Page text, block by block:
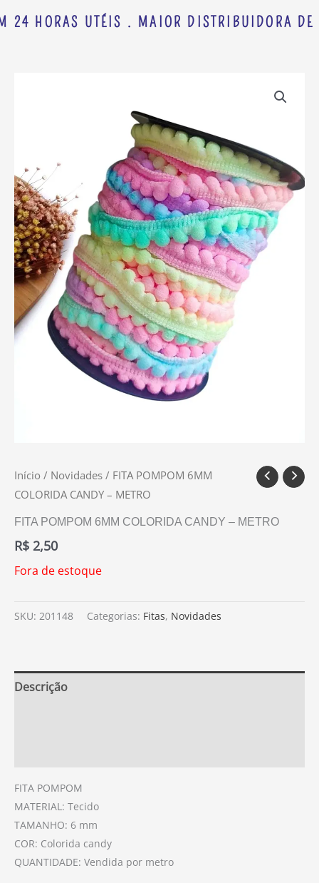
24 HORAS UTÉIS . MAIOR DISTRIBUIDORA DE
Início / Novidades / FITA POMPOM 6MM
COLORIDA CANDY – METRO
FITA POMPOM 6MM COLORIDA CANDY – METRO
R$ 2,50
Fora de estoque
SKU: 201148 Categorias: Fitas, Novidades
Descrição
FITA POMPOM
MATERIAL: Tecido
TAMANHO: 6 mm
COR: Colorida candy
QUANTIDADE: Vendida por metro